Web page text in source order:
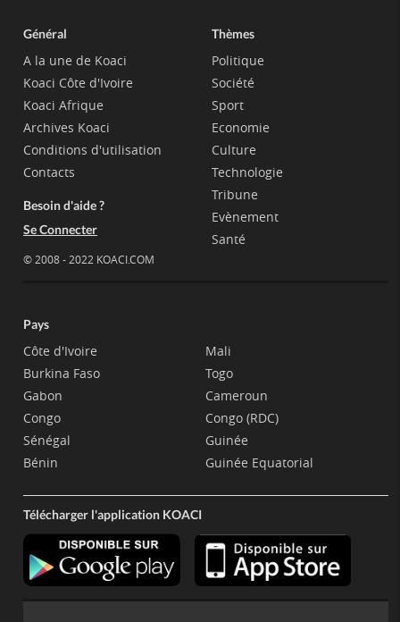
Général
A la une de Koaci
Koaci Côte d'Ivoire
Koaci Afrique
Archives Koaci
Conditions d'utilisation
Contacts
Besoin d'aide ?
Se Connecter
© 2008 - 2022 KOACI.COM
Thèmes
Politique
Société
Sport
Economie
Culture
Technologie
Tribune
Evènement
Santé
Pays
Côte d'Ivoire
Burkina Faso
Gabon
Congo
Sénégal
Bénin
Mali
Togo
Cameroun
Congo (RDC)
Guinée
Guinée Equatorial
Télécharger l'application KOACI